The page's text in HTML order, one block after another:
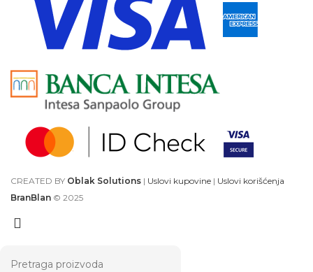
CREATED BY Oblak Solutions | Uslovi kupovine | Uslovi korišćenja
BranBlan © 2025